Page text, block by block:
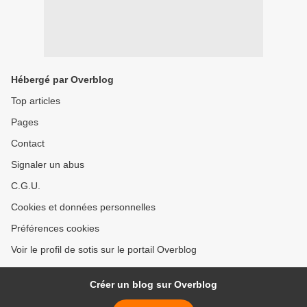
Hébergé par Overblog
Top articles
Pages
Contact
Signaler un abus
C.G.U.
Cookies et données personnelles
Préférences cookies
Voir le profil de sotis sur le portail Overblog
Créer un blog sur Overblog